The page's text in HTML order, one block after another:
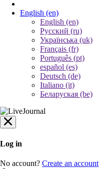
English (en)
English (en)
Русский (ru)
Українська (uk)
Français (fr)
Português (pt)
español (es)
Deutsch (de)
Italiano (it)
Беларуская (be)
Log in
No account? Create an account